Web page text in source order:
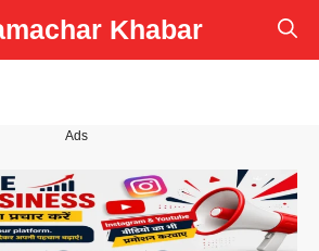
Khabar
Ads